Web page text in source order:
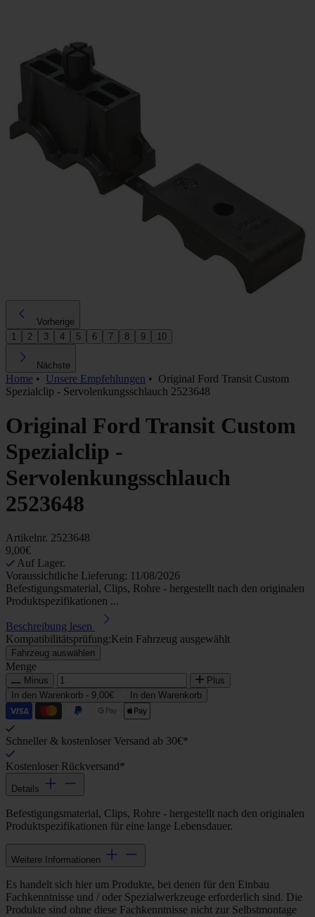
Vorherige
1
2 3 4 5 6 7 8 9 10
Nächste
Home • Unsere Empfehlungen • Original Ford Transit Custom
Spezialclip - Servolenkungsschlauch 2523648
Original Ford Transit Custom
Spezialclip -
Servolenkungsschlauch
2523648
Artikelnr. 2523648
9,00€
Auf Lager.
Voraussichtliche Lieferung: 11/08/2026
Befestigungsmaterial, Clips, Rohre - hergestellt nach den originalen
Produktspezifikationen ...
Beschreibung lesen
Kompatibilitätsprüfung:Kein Fahrzeug ausgewählt
Fahrzeug auswählen
Menge
Minus
Plus
In den Warenkorb - 9,00€ In den Warenkorb
Schneller & kostenloser Versand ab 30€*
Kostenloser Rückversand*
Details
Befestigungsmaterial, Clips, Rohre - hergestellt nach den originalen
Produktspezifikationen für eine lange Lebensdauer.
Weitere Informationen
Es handelt sich hier um Produkte, bei denen für den Einbau
Fachkenntnisse und / oder Spezialwerkzeuge erforderlich sind. Die
Produkte sind ohne diese Fachkenntnisse nicht zur Selbstmontage